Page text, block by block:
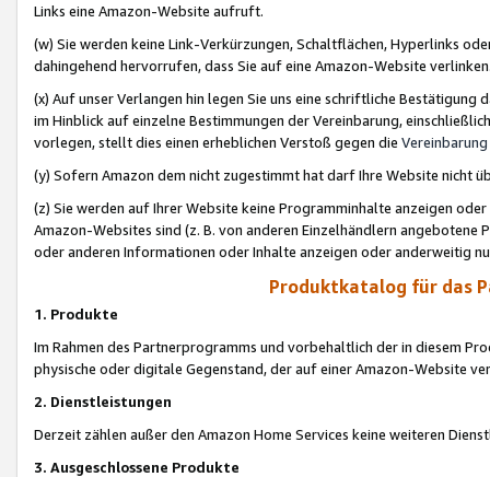
Links eine Amazon-Website aufruft.
(w) Sie werden keine Link-Verkürzungen, Schaltflächen, Hyperlinks
dahingehend hervorrufen, dass Sie auf eine Amazon-Website
(x) Auf unser Verlangen hin legen Sie uns eine schriftliche
im Hinblick auf einzelne Bestimmungen der Vereinbarung,
vorlegen, stellt dies einen erheblichen Verstoß gegen die Vereinbarung
(y) Sofern Amazon dem nicht zugestimmt hat darf Ihre Website nicht
(z) Sie werden auf Ihrer Website keine Programminhalte anzeigen
Amazon-Websites sind (z. B. von anderen Einzelhändlern
oder anderen Informationen oder Inhalte anzeigen oder anderweitig
Produktkatalog für das
1. Produkte
Im Rahmen des Partnerprogramms und vorbehaltlich der in diesem
physische oder digitale Gegenstand, der auf einer Amazon-Website
2. Dienstleistungen
Derzeit zählen außer den Amazon Home Services keine weiteren
3. Ausgeschlossene Produkte